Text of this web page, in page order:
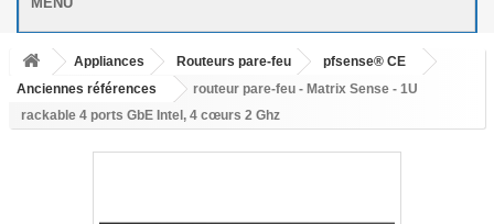
Appliances Routeurs pare-feu
pfsense® CE
Anciennes références
routeur pare-feu - Matrix Sense - 1U
rackable 4 ports GbE Intel, 4 cœurs 2 Ghz